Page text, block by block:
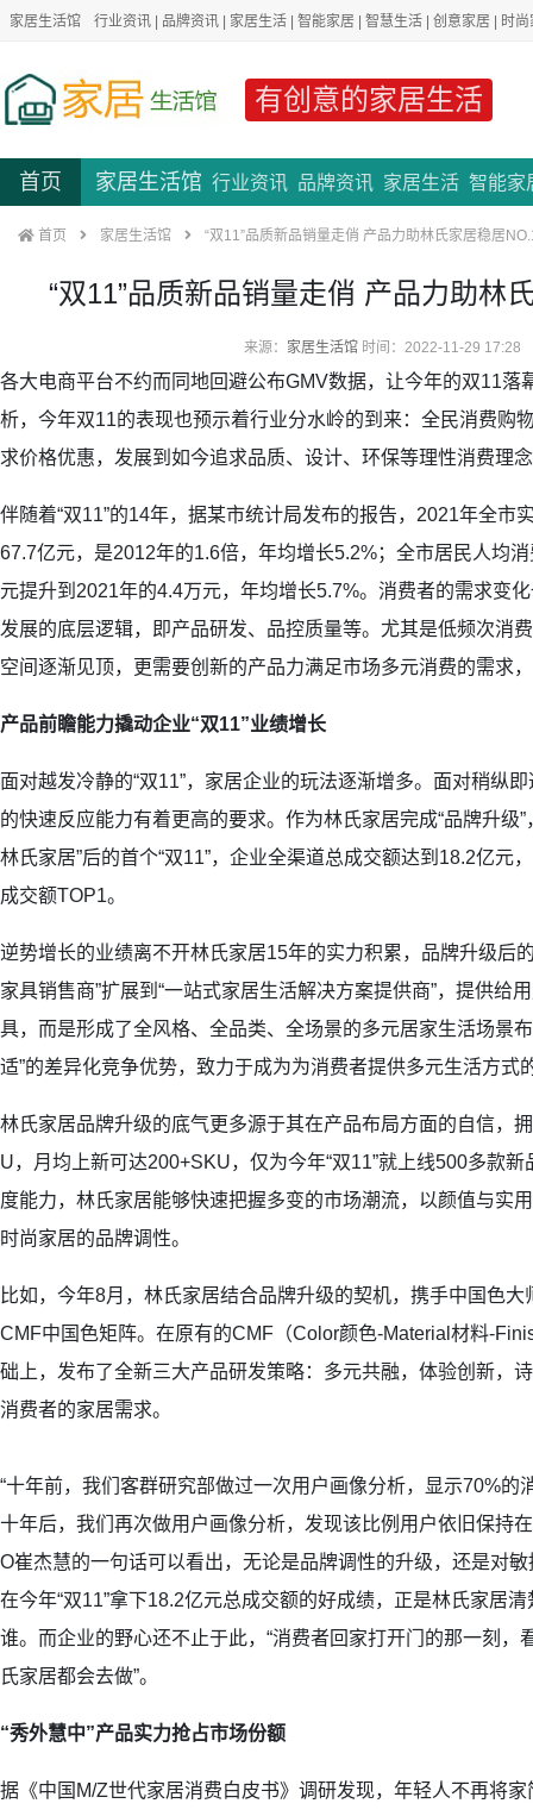
家居生活馆 行业资讯 | 品牌资讯 | 家居生活 | 智能家居 | 智慧生活 | 创意家居 | 时
有创意的家居生活
首页 家居生活馆 行业资讯 品牌资讯 家居生活 智能家
首页 家居生活馆 “双11”品质新品销量走俏 产品力助林氏家居稳居
“双11”品质新品销量走俏 产品力助林
来源： 家居生活馆时间：2022-11-29 17:28
各大电商平台不约而同地回避公布GMV数据，让今年的双11落
析，今年双11的表现也预示着行业分水岭的到来：全民消费购
求价格优惠，发展到如今追求品质、设计、环保等理性消费理
伴随着“双11”的14年，据某市统计局发布的报告，2021年全市
67.7亿元，是2012年的1.6倍，年均增长5.2%；全市居民人均
元提升到2021年的4.4万元，年均增长5.7%。消费者的需求变
发展的底层逻辑，即产品研发、品控质量等。尤其是低频次消
空间逐渐见顶，更需要创新的产品力满足市场多元消费的需求
产品前瞻能力撬动企业“双11”业绩增长
面对越发冷静的“双11”，家居企业的玩法逐渐增多。面对稍纵
的快速反应能力有着更高的要求。作为林氏家居完成“品牌升级”
林氏家居”后的首个“双11”，企业全渠道总成交额达到18.2亿元
成交额TOP1。
逆势增长的业绩离不开林氏家居15年的实力积累，品牌升级后
家具销售商”扩展到“一站式家居生活解决方案提供商”，提供给
具，而是形成了全风格、全品类、全场景的多元居家生活场景
适”的差异化竞争优势，致力于成为为消费者提供多元生活方式
林氏家居品牌升级的底气更多源于其在产品布局方面的自信，
U，月均上新可达200+SKU，仅为今年“双11”就上线500多款
度能力，林氏家居能够快速把握多变的市场潮流，以颜值与实
时尚家居的品牌调性。
比如，今年8月，林氏家居结合品牌升级的契机，携手中国色
CMF中国色矩阵。在原有的CMF（Color颜色-Material材料-
础上，发布了全新三大产品研发策略：多元共融，体验创新，
消费者的家居需求。
“十年前，我们客群研究部做过一次用户画像分析，显示70%的
十年后，我们再次做用户画像分析，发现该比例用户依旧保持
O崔杰慧的一句话可以看出，无论是品牌调性的升级，还是对
在今年“双11”拿下18.2亿元总成交额的好成绩，正是林氏家居
谁。而企业的野心还不止于此，“消费者回家打开门的那一刻，
氏家居都会去做”。
“秀外慧中”产品实力抢占市场份额
据《中国M/Z世代家居消费白皮书》调研发现，年轻人不再将